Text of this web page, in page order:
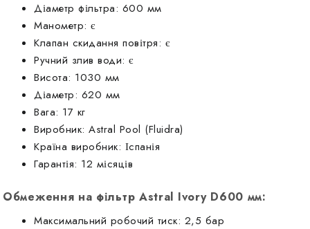
Діаметр фільтра: 600 мм
Манометр: є
Клапан скидання повітря: є
Ручний злив води: є
Висота: 1030 мм
Діаметр: 620 мм
Вага: 17 кг
Виробник: Astral Pool (Fluidra)
Країна виробник: Іспанія
Гарантія: 12 місяців
Обмеження на фільтр Astral Ivory D600 мм:
Максимальний робочий тиск: 2,5 бар